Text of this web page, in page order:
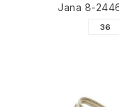
Jana 8-
36